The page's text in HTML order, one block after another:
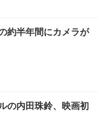
約半年間にカメラが
の内田珠鈴、映画初